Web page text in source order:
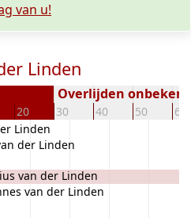
van u!
Linden
20 30 40 50 60
Overlijden
Linden
der Linden
van der Linden
van der Linden